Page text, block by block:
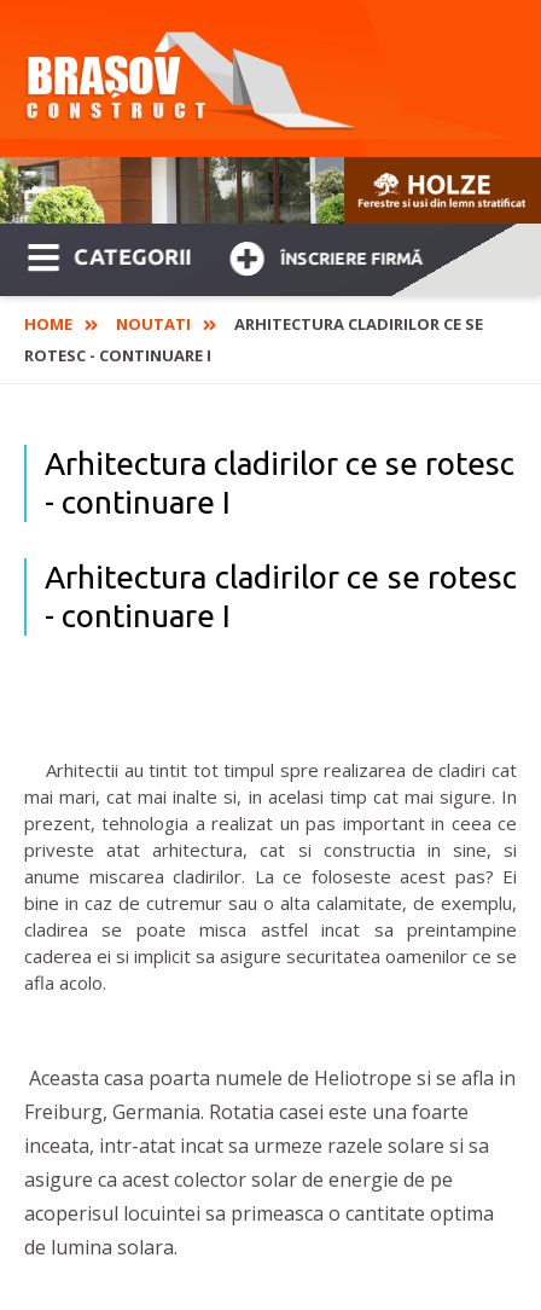
CATEGORII ÎNSCRIERE FIRMĂ
HOME NOUTATI
ARHITECTURA CLADIRILOR CE SE
ROTESC - CONTINUARE I
Arhitectura cladirilor ce se rotesc
- continuare I
Arhitectura cladirilor ce se rotesc
- continuare I
Arhitectii au tintit tot timpul spre realizarea de cladiri cat
mai mari, cat mai inalte si, in acelasi timp cat mai sigure. In
prezent, tehnologia a realizat un pas important in ceea ce
priveste atat arhitectura, cat si constructia in sine, si
anume miscarea cladirilor. La ce foloseste acest pas? Ei
bine in caz de cutremur sau o alta calamitate, de exemplu,
cladirea se poate misca astfel incat sa preintampine
caderea ei si implicit sa asigure securitatea oamenilor ce se
afla acolo.
Aceasta casa poarta numele de Heliotrope si se afla in
Freiburg, Germania. Rotatia casei este una foarte
inceata, intr-atat incat sa urmeze razele solare si sa
asigure ca acest colector solar de energie de pe
acoperisul locuintei sa primeasca o cantitate optima
de lumina solara.